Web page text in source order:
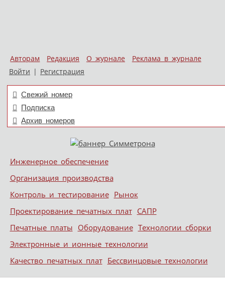
Авторам Редакция О журнале
Реклама в журнале
Войти | Регистрация
Свежий номер
Подписка
Архив номеров
Меню
Skip to content
Инженерное обеспечение
Организация производства
Контроль и тестирование Рынок
Проектирование печатных плат САПР
Печатные платы Оборудование Технологии сборки
Электронные и ионные технологии
Качество печатных плат Бессвинцовые технологии